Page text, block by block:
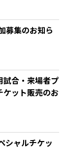
募集のお知ら
試合・来場者プ
ット販売のお
シャルチケッ